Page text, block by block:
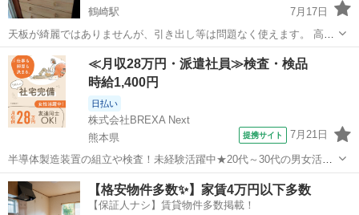
鶴崎駅
7月17日
天板が綺麗ではありませんが、引き出し等は問題なく使えます。 高さ
135/奥行42.5/幅86.5
大分 大分市 鶴崎駅 収納家具 タンス
≪月収28万円・派遣社員≫検査・検品
時給1,400円
日払い
株式会社BREXA Next
熊本県
提携サイト 7月21日
半導体製造装置の組立や検査！未経験活躍中★20代～30代の男女活躍
中★ワンルーム寮完備！赴任旅費会社負担！マイカー通勤OK！無料駐
車場あり！正社員登用あり！《熊本県菊池郡大津町》 人気の工場のお
仕事 ◇半導体製造装置の組立...
熊本 その他
【格安物件多数✨】家賃4万円以下多数
【保証人ナシ】賃貸物件多数掲載！